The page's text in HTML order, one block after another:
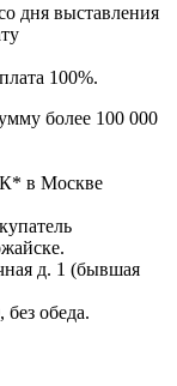
дня выставления
100%.
более 100 000
в Москве
д. 1 (бывшая
обеда.